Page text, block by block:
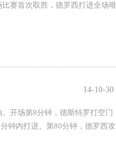
赛首次取胜，德罗西打进全场唯
14-10-30
开场第8分钟，德斯特罗打空门
钟内打进。第80分钟，德罗西攻